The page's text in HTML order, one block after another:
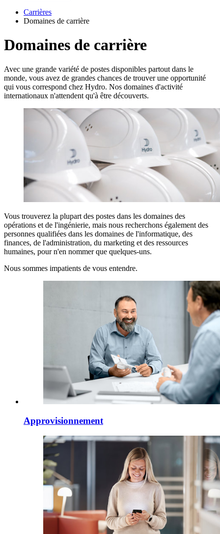
Carrières
Domaines de carrière
Domaines de carrière
Avec une grande variété de postes disponibles partout dans le
monde, vous avez de grandes chances de trouver une opportunité
qui vous correspond chez Hydro. Nos domaines d'activité
internationaux n'attendent qu'à être découverts.
Vous trouverez la plupart des postes dans les domaines des
opérations et de l'ingénierie, mais nous recherchons également des
personnes qualifiées dans les domaines de l'informatique, des
finances, de l'administration, du marketing et des ressources
humaines, pour n'en nommer que quelques-uns.
Nous sommes impatients de vous entendre.
Approvisionnement